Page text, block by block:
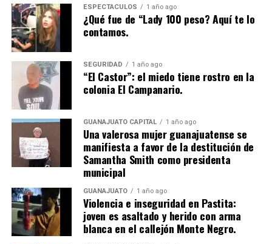
ESPECTÁCULOS 1 año ago
¿Qué fue de “Lady 100 peso? Aquí te lo
contamos.
SEGURIDAD 1 año ago
“El Castor”: el miedo tiene rostro en la
colonia El Campanario.
GUANAJUATO CAPITAL 1 año ago
Una valerosa mujer guanajuatense se
manifiesta a favor de la destitución de
Samantha Smith como presidenta
municipal
GUANAJUATO 1 año ago
Violencia e inseguridad en Pastita:
joven es asaltado y herido con arma
blanca en el callejón Monte Negro.